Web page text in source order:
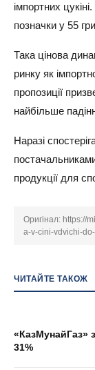
імпортних
позначки у 55
Така цінова
ринку як
пропозиції
найбільше
Наразі
продукції для
Оригінал: https://
a-v-cini-vdvichi-
ЧИТАЙТЕ ТАКОЖ
«КазМунайГаз»
31%